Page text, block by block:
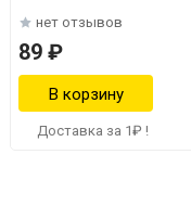
нет отзывов
89 ₽
Доставка за 1₽ !